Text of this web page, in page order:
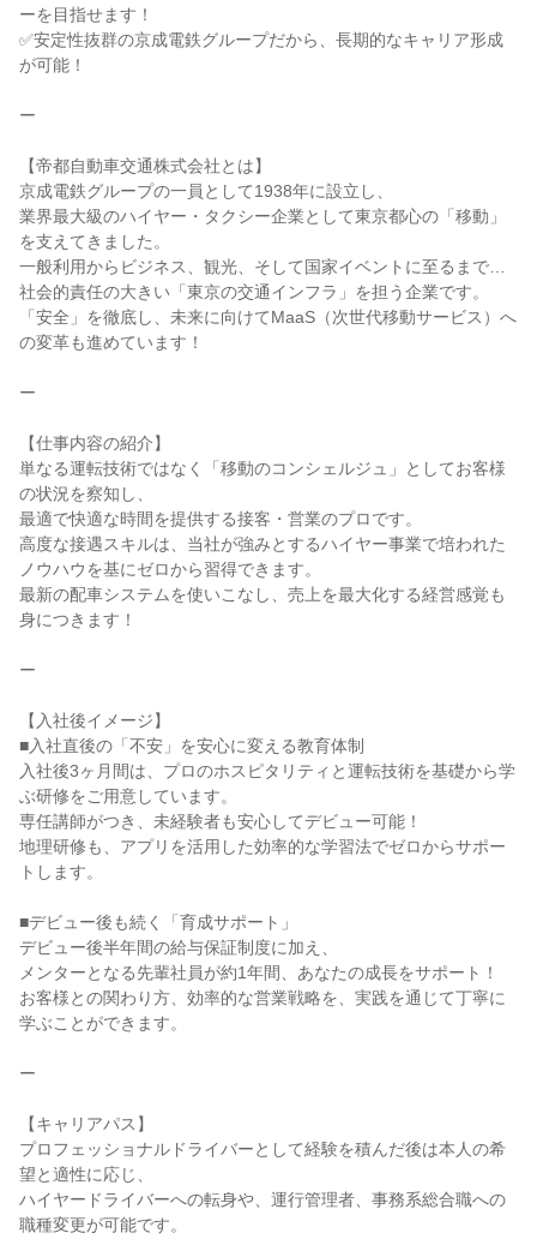
ーを目指せます！
✅安定性抜群の京成電鉄グループだから、長期的なキャリア形成
が可能！
ー
【帝都自動車交通株式会社とは】
京成電鉄グループの一員として1938年に設立し、
業界最大級のハイヤー・タクシー企業として東京都心の「移動」
を支えてきました。
一般利用からビジネス、観光、そして国家イベントに至るまで…
社会的責任の大きい「東京の交通インフラ」を担う企業です。
「安全」を徹底し、未来に向けてMaaS（次世代移動サービス）へ
の変革も進めています！
ー
【仕事内容の紹介】
単なる運転技術ではなく「移動のコンシェルジュ」としてお客様
の状況を察知し、
最適で快適な時間を提供する接客・営業のプロです。
高度な接遇スキルは、当社が強みとするハイヤー事業で培われた
ノウハウを基にゼロから習得できます。
最新の配車システムを使いこなし、売上を最大化する経営感覚も
身につきます！
ー
【入社後イメージ】
■入社直後の「不安」を安心に変える教育体制
入社後3ヶ月間は、プロのホスピタリティと運転技術を基礎から学
ぶ研修をご用意しています。
専任講師がつき、未経験者も安心してデビュー可能！
地理研修も、アプリを活用した効率的な学習法でゼロからサポー
トします。
■デビュー後も続く「育成サポート」
デビュー後半年間の給与保証制度に加え、
メンターとなる先輩社員が約1年間、あなたの成長をサポート！
お客様との関わり方、効率的な営業戦略を、実践を通じて丁寧に
学ぶことができます。
ー
【キャリアパス】
プロフェッショナルドライバーとして経験を積んだ後は本人の希
望と適性に応じ、
ハイヤードライバーへの転身や、運行管理者、事務系総合職への
職種変更が可能です。